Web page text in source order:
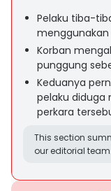
Pelaku tiba-
Korban
punggung
Keduanya
pelaku diduga
perkara
This section
our editorial team.